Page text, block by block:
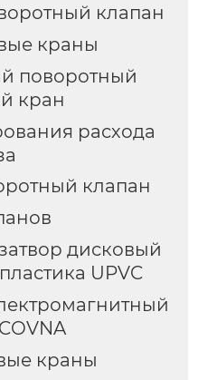
клапан
краны
поворотный
кран
расхода
клапан
дисковый
UPVC
краны